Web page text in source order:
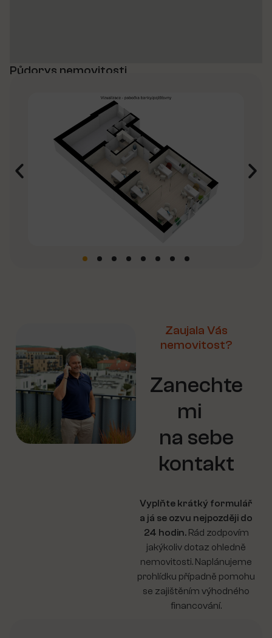
Půdorys nemovitosti
Zaujala Vás
nemovitost?
Zanechte
mi
na sebe
kontakt
Vyplňte krátký formulář
a já se ozvu nejpozději do
24 hodin.Rád zodpovím
jakýkoliv dotaz ohledně
nemovitosti. Naplánujeme
prohlídku případně pomohu
se zajištěním výhodného
financování.